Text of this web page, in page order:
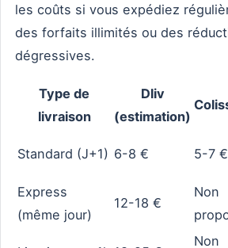
les coûts si vous expédiez
des forfaits illimités ou des
dégressives.
Type de
livraison
Dliv
(estimation)
Standard (J+1) 6-8 € 5-7 €
Express
(même jour)
12-18 €
Non
Non